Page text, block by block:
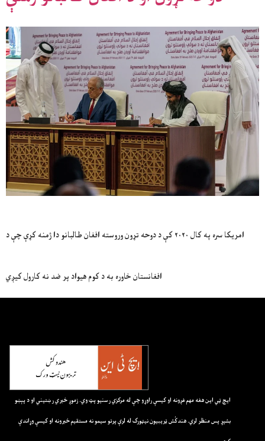
امریکا سره په کال ۲۰۲۰ کې د دوحه تړون وروسته افغان طالبانو دا ژمنه کړې چې د
افغانستان خاوره به د کوم هیواد پر ضد نه کارول کیږي
ايچ ټي اين هغه مهم غږونه او کيسې راوړو چې له مرکزي رسنيو پټ وي. زموږ خبري رښتيني او د پېښو
بشپړ پس منظر لري. هندکُش ټريبيون نيټورک له لرې پرتو سيمو نه مستقيم خبرونه او کيسې وړاندې